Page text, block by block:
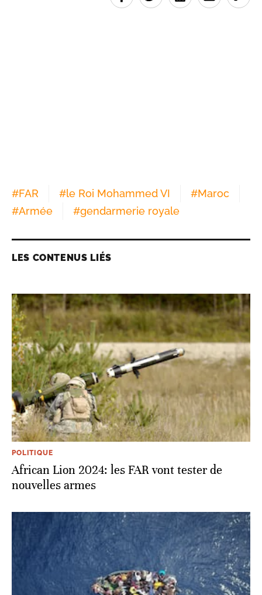
#FAR #le Roi Mohammed VI #Maroc
#Armée #gendarmerie royale
LES CONTENUS LIÉS
POLITIQUE
African Lion 2024: les FAR vont tester de
nouvelles armes